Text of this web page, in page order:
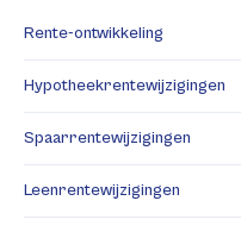
Rente-ontwikkeling
Hypotheekrentewijzigingen
Spaarrentewijzigingen
Leenrentewijzigingen